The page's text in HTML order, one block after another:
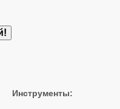
Инструменты: